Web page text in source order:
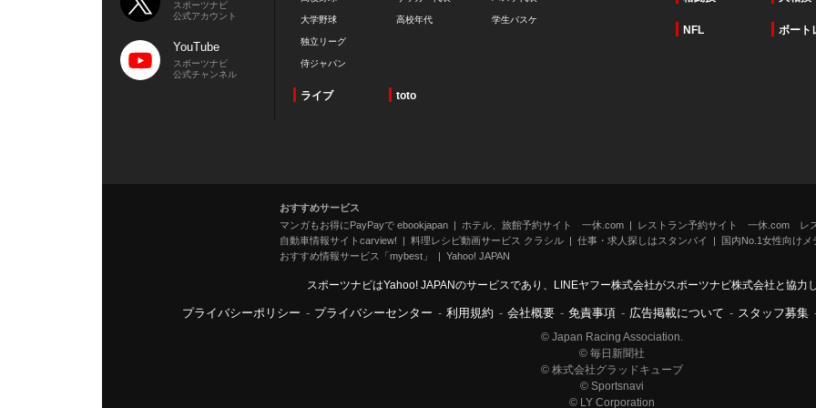
スポーツナビ
公式アカウント
YouTube
スポーツナビ
公式チャンネル
大学野球
独立リーグ
侍ジャパン
高校年代 学生バスケ
NFL ボート
ライブ toto
おすすめサービス
マンガもお得にPayPayで ebookjapan
ホテル、旅館予約サイト 一休.com
レストラン予約サイト 一休.com レ
自動車情報サイトcarview!
料理レシピ動画サービス クラシル 仕事・求人探しはスタンバイ
国内No.1女性向けメ
おすすめ情報サービス「mybest」
Yahoo! JAPAN
スポーツナビはYahoo! JAPANのサービスであり、LINEヤフー株式会社がスポーツナビ株式会社と協力
プライバシーポリシー - プライバシーセンター - 利用規約 - 会社概要 - 免責事項 - 広告掲載について - スタッフ募集
© Japan Racing Association.
© 毎日新聞社
© 株式会社グラッドキューブ
© Sportsnavi
© LY Corporation